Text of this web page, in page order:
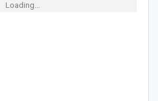
Loading...